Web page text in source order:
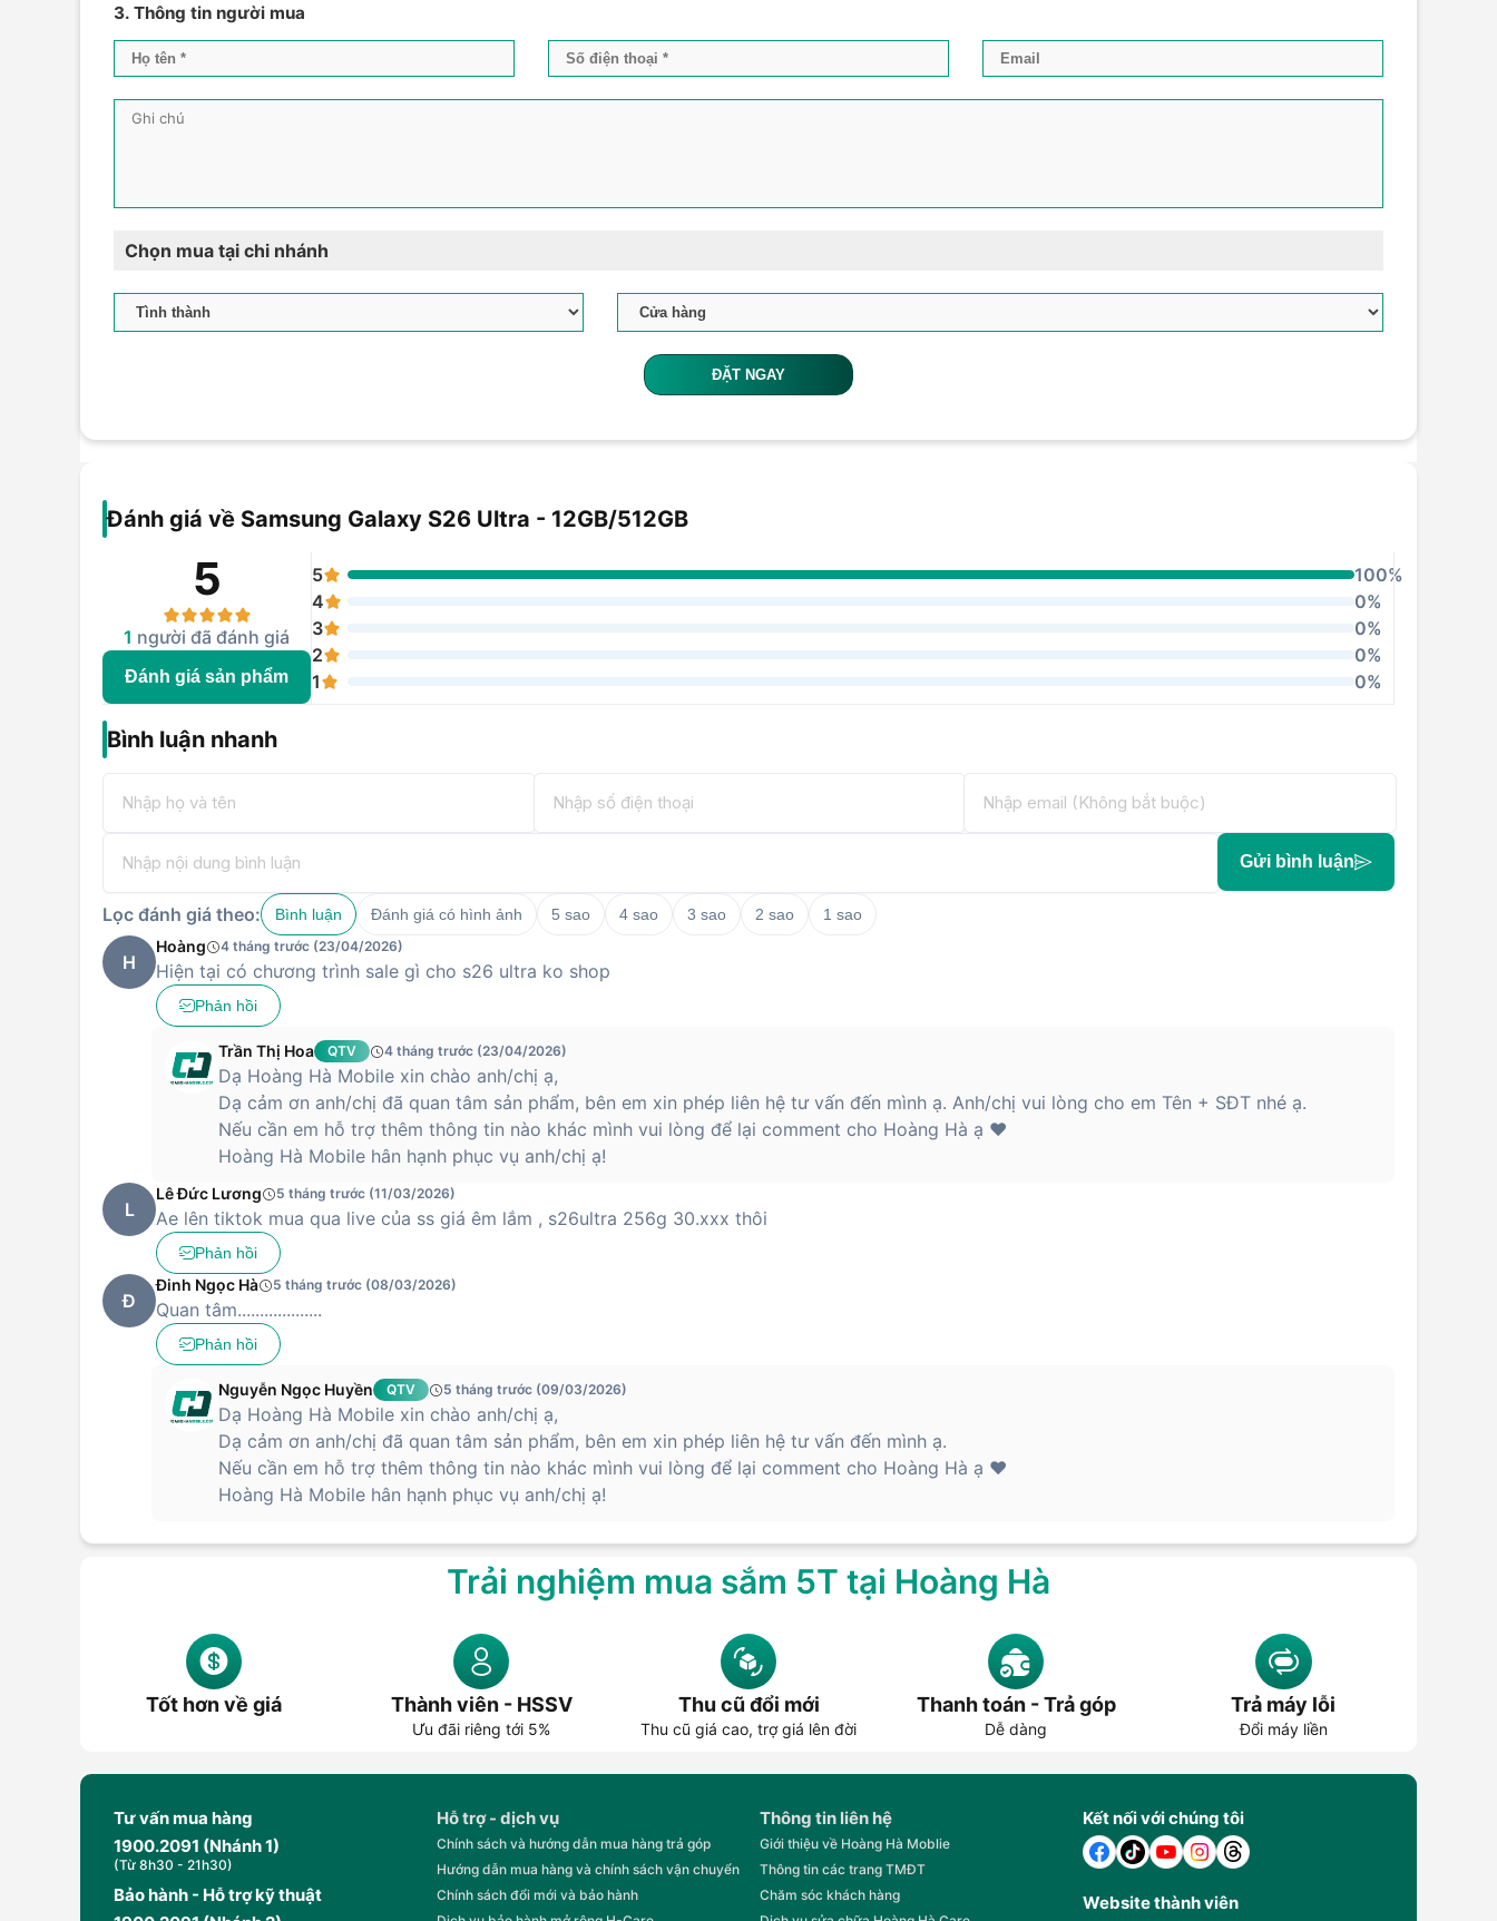
3. Thông tin người mua
Chọn mua tại chi nhánh
ĐẶT NGAY
Đánh giá về Samsung Galaxy S26 Ultra - 12GB/512GB
5
1 người đã đánh giá
Đánh giá sản phẩm
5
100%
4
0%
3
0%
2
0%
1
0%
Bình luận nhanh
Gửi bình luận
Lọc đánh giá theo: Bình luận Đánh giá có hình ảnh 5 sao 4 sao 3 sao 2 sao 1 sao
H
Hoàng 4 tháng trước (23/04/2026)
Hiện tại có chương trình sale gì cho s26 ultra ko shop
Phản hồi
Trần Thị Hoa QTV 4 tháng trước (23/04/2026)
Dạ Hoàng Hà Mobile xin chào anh/chị ạ,
Dạ cảm ơn anh/chị đã quan tâm sản phẩm, bên em xin phép liên hệ tư vấn đến mình ạ. Anh/chị vui lòng cho em Tên + SĐT nhé ạ.
Nếu cần em hỗ trợ thêm thông tin nào khác mình vui lòng để lại comment cho Hoàng Hà ạ ❤️
Hoàng Hà Mobile hân hạnh phục vụ anh/chị ạ!
L
Lê Đức Lương 5 tháng trước (11/03/2026)
Ae lên tiktok mua qua live của ss giá êm lắm , s26ultra 256g 30.xxx thôi
Phản hồi
Đ
Đinh Ngọc Hà 5 tháng trước (08/03/2026)
Quan tâm...................
Phản hồi
Nguyễn Ngọc Huyền QTV 5 tháng trước (09/03/2026)
Dạ Hoàng Hà Mobile xin chào anh/chị ạ,
Dạ cảm ơn anh/chị đã quan tâm sản phẩm, bên em xin phép liên hệ tư vấn đến mình ạ.
Nếu cần em hỗ trợ thêm thông tin nào khác mình vui lòng để lại comment cho Hoàng Hà ạ ❤️
Hoàng Hà Mobile hân hạnh phục vụ anh/chị ạ!
Trải nghiệm mua sắm 5T tại Hoàng Hà
Tốt hơn về giá Thành viên - HSSV
Ưu đãi riêng tới 5%
Thu cũ đổi mới
Thu cũ giá cao, trợ giá lên đời
Thanh toán - Trả góp
Dễ dàng
Trả máy lỗi
Đổi máy liền
Tư vấn mua hàng
1900.2091 (Nhánh 1)
(Từ 8h30 - 21h30)
Bảo hành - Hỗ trợ kỹ thuật
Hỗ trợ - dịch vụ
Chính sách và hướng dẫn mua hàng trả góp
Hướng dẫn mua hàng và chính sách vận chuyển
Chính sách đổi mới và bảo hành
Thông tin liên hệ
Giới thiệu về Hoàng Hà Moblie
Thông tin các trang TMĐT
Chăm sóc khách hàng
Kết nối với chúng tôi
Website thành viên